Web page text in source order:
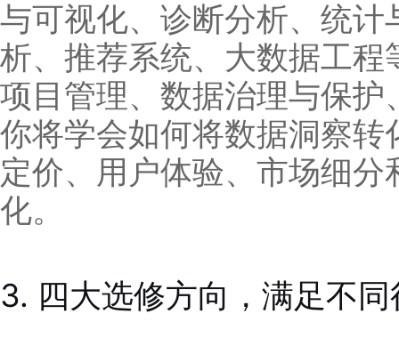
与可视化、诊断分析、统
析、推荐系统、大数据工
项目管理、数据治理与保
你将学会如何将数据洞察
定价、用户体验、市场细
化。
3. 四大选修方向，满足不